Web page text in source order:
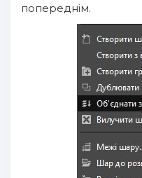
попереднім.